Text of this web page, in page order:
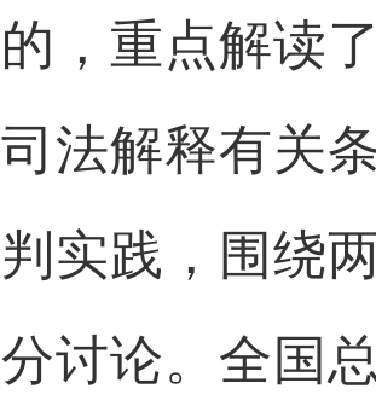
的，重点解读
司法解释有关
判实践，围绕
分讨论。全国